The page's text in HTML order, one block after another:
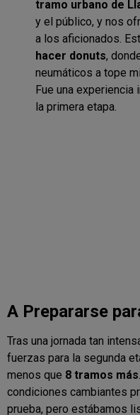
tramo urbano de
y el público, y nos
a los aficionados.
hacer donuts,
neumáticos a tope
Fue una experiencia
la primera etapa.
A Prepararse
Tras una jornada tan
fuerzas para la segunda
menos que 8 tramos más
condiciones cambiantes
prueba, pero estábamos